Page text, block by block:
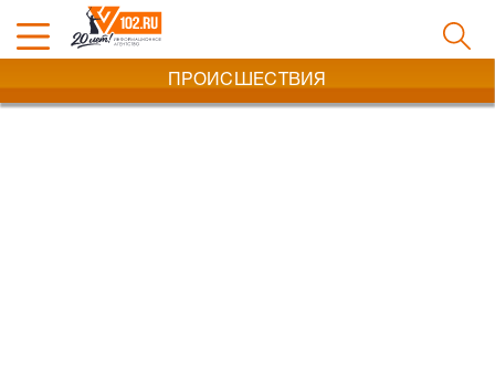
ПРОИСШЕСТВИЯ